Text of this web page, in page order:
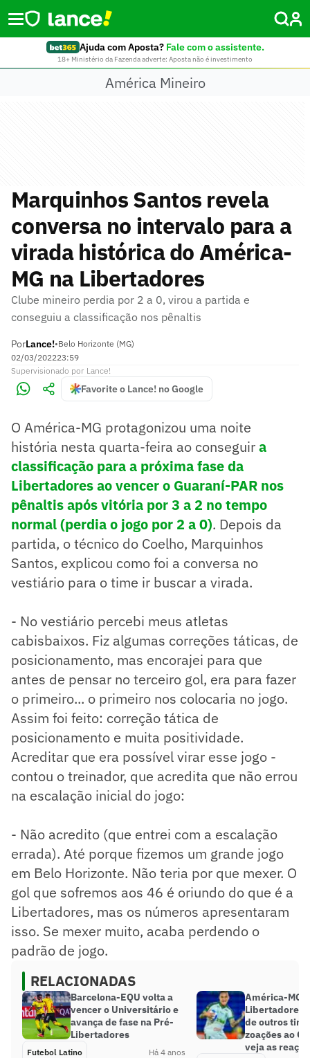
Ajuda com Aposta? Fale com o assistente.
18+ Ministério da Fazenda adverte: Aposta não é investimento
América Mineiro
Marquinhos Santos revela
conversa no intervalo para a
virada histórica do América-
MG na Libertadores
Clube mineiro perdia por 2 a 0, virou a partida e
conseguiu a classificação nos pênaltis
PorLance!•Belo Horizonte (MG)
02/03/202223:59
Supervisionado por Lance!
Favorite o Lance! no Google
O América-MG protagonizou uma noite
história nesta quarta-feira ao conseguira
classificação para a próxima fase da
Libertadores ao vencer o Guaraní-PAR nos
pênaltis após vitória por 3 a 2 no tempo
normal (perdia o jogo por 2 a 0). Depois da
partida, o técnico do Coelho, Marquinhos
Santos, explicou como foi a conversa no
vestiário para o time ir buscar a virada.
- No vestiário percebi meus atletas
cabisbaixos. Fiz algumas correções táticas, de
posicionamento, mas encorajei para que
antes de pensar no terceiro gol, era para fazer
o primeiro... o primeiro nos colocaria no jogo.
Assim foi feito: correção tática de
posicionamento e muita positividade.
Acreditar que era possível virar esse jogo -
contou o treinador, que acredita que não errou
na escalação inicial do jogo:
- Não acredito (que entrei com a escalação
errada). Até porque fizemos um grande jogo
em Belo Horizonte. Não teria por que mexer. O
gol que sofremos aos 46 é oriundo do que é a
Libertadores, mas os números apresentaram
isso. Se mexer muito, acaba perdendo o
padrão de jogo.
RELACIONADAS
Barcelona-EQU volta a
vencer o Universitário e
avança de fase na Pré-
Libertadores
Futebol Latino Há 4 anos
América-MG
Libertadores
de outros
zoações ao
veja as